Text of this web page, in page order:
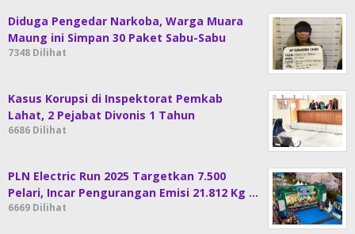
Diduga Pengedar Narkoba, Warga Muara
Maung ini Simpan 30 Paket Sabu-Sabu
7348 Dilihat
Kasus Korupsi di Inspektorat Pemkab
Lahat, 2 Pejabat Divonis 1 Tahun
6686 Dilihat
PLN Electric Run 2025 Targetkan 7.500
Pelari, Incar Pengurangan Emisi 21.812 Kg …
6669 Dilihat